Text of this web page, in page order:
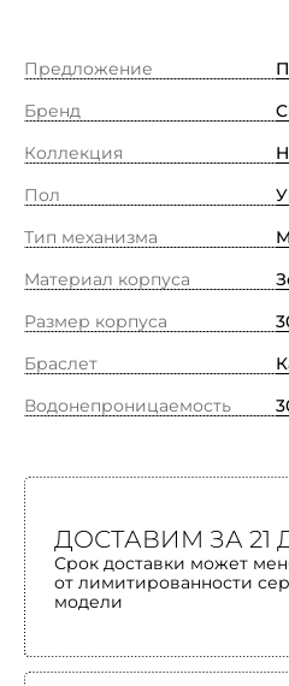
Предложение
Бренд
Коллекция
Пол
Тип механизма
Материал корпуса
Размер корпуса
Браслет
Водонепроницаемость
ДОСТАВИМ ЗА 21
Срок доставки может
от лимитированности
модели